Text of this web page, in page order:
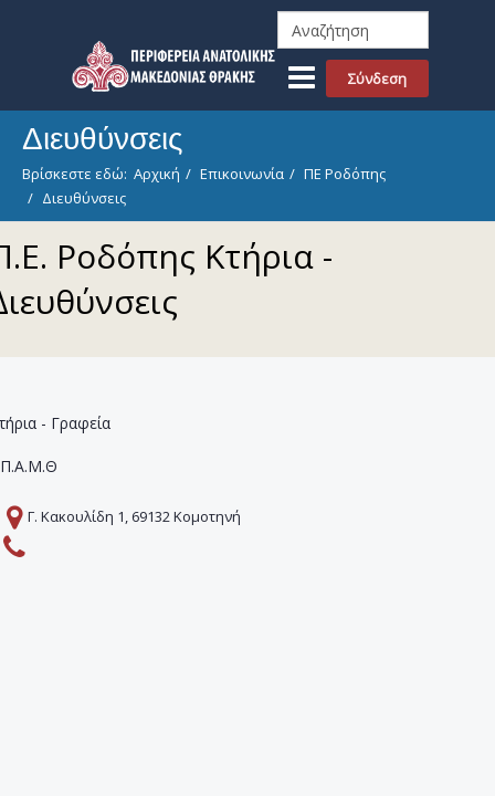
Σύνδεση
Διευθύνσεις
Βρίσκεστε εδώ: Αρχική Επικοινωνία
ΠΕ Ροδόπης
Διευθύνσεις
Ροδόπης Κτήρια -
- Γραφεία
Π.Α.Μ.Θ
Γ. Κακουλίδη 1, 69132 Κομοτηνή